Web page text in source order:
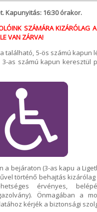
Kapunyitás: 16:30 órakor.
SZÁMÁRA KIZÁRÓLAG
VAN ZÁRVA!
található, 5-ös számú kapun
as számú kapun keresztül
bejáraton (3-as kapu a
történő behajtás
érvényes,
Önmagában a
kérjék a biztonsági